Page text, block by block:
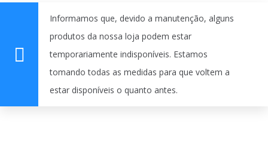
Informamos que, devido a manutenção, alguns
produtos da nossa loja podem estar
temporariamente indisponíveis. Estamos
tomando todas as medidas para que voltem a
estar disponíveis o quanto antes.